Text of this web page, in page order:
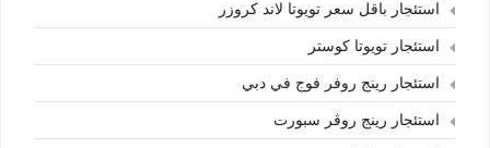
استئجار باقل سعر تويوتا لاند كروزر
استئجار تويوتا كوستر
استئجار رينج روفر فوج في دبي
استئجار رينج روڤر سبورت